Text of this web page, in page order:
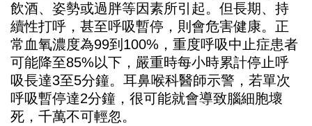
飲酒、姿勢或過胖等因素所引起。但長期、持
續性打呼，甚至呼吸暫停，則會危害健康。正
常血氧濃度為99到100%，重度呼吸中止症患者
可能降至85%以下，嚴重時每小時累計停止呼
吸長達3至5分鐘。耳鼻喉科醫師示警，若單次
呼吸暫停達2分鐘，很可能就會導致腦細胞壞
死，千萬不可輕忽。